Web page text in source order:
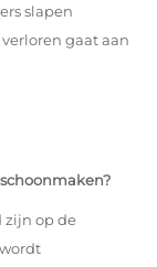
slapen
gaat aan
zijn op de